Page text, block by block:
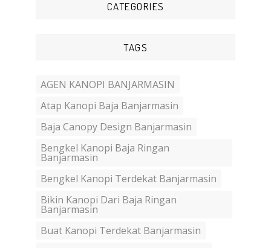
CATEGORIES
TAGS
AGEN KANOPI BANJARMASIN
Atap Kanopi Baja Banjarmasin
Baja Canopy Design Banjarmasin
Bengkel Kanopi Baja Ringan
Banjarmasin
Bengkel Kanopi Terdekat Banjarmasin
Bikin Kanopi Dari Baja Ringan
Banjarmasin
Buat Kanopi Terdekat Banjarmasin